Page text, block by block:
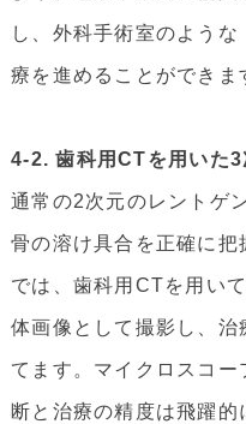
し、外科手術室のよう
療を進めることができま
4-2. 歯科用CTを用いた
通常の2次元のレントゲ
骨の溶け具合を正確に把
では、歯科用CTを用い
体画像として撮影し、治
てます。マイクロスコ
断と治療の精度は飛躍的